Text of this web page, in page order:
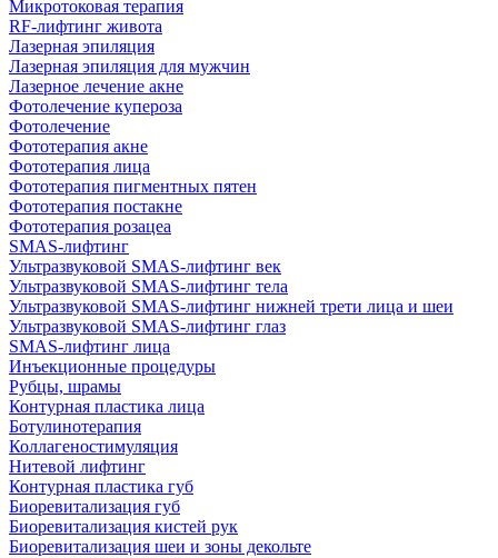
Микротоковая терапия
RF-лифтинг живота
Лазерная эпиляция
Лазерная эпиляция для мужчин
Лазерное лечение акне
Фотолечение купероза
Фотолечение
Фототерапия акне
Фототерапия лица
Фототерапия пигментных пятен
Фототерапия постакне
Фототерапия розацеа
SMAS-лифтинг
Ультразвуковой SMAS-лифтинг век
Ультразвуковой SMAS-лифтинг тела
Ультразвуковой SMAS-лифтинг нижней трети лица и шеи
Ультразвуковой SMAS-лифтинг глаз
SMAS-лифтинг лица
Инъекционные процедуры
Рубцы, шрамы
Контурная пластика лица
Ботулинотерапия
Коллагеностимуляция
Нитевой лифтинг
Контурная пластика губ
Биоревитализация губ
Биоревитализация кистей рук
Биоревитализация шеи и зоны декольте